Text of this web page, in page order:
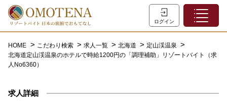
ログイン
ホーム
特集一覧
初めての方へ
HOME こだわり検索 求人一覧 北海道
定山渓温泉
北海道定山渓温泉のホテルで時給1200円の「調理補助」リゾートバイト（求
人No6360）
求人詳細